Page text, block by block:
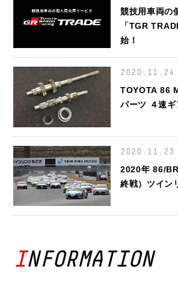
競技用車両の
「TGR
始！
2020.11.24
TOYOTA 86
パーツ ４速
2020.11.23
2020年 86/
終戦）ツイン
INFORMATION